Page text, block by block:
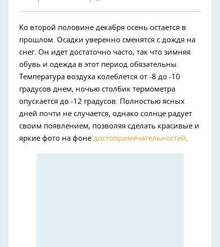
Ко второй половине декабря осень остается в
прошлом. Осадки уверенно сменятся с дождя на
снег. Он идет достаточно часто, так что зимняя
обувь и одежда в этот период обязательны.
Температура воздуха колеблется от -8 до -10
градусов днем, ночью столбик термометра
опускается до -12 градусов. Полностью ясных
дней почти не случается, однако солнце радует
своим появлением, позволяя сделать красивые и
яркие фото на фоне достопримечательностей.